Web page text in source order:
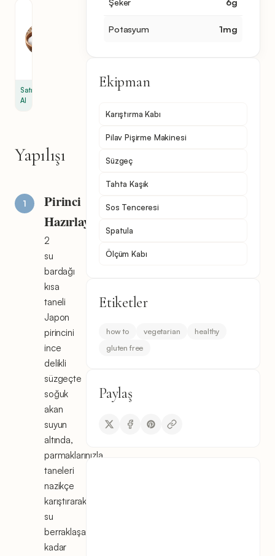
Satın
Al
Yapılışı
Pirinci
Hazırlayın
2
su
bardağı
kısa
taneli
Japon
pirincini
ince
delikli
süzgeçte
soğuk
akan
suyun
altında,
parmaklarınızla
taneleri
nazikçe
karıştırarak
su
berraklaşana
kadar
Potasyum 1mg
Ekipman
Karıştırma Kabı
Pilav Pişirme Makinesi
Süzgeç
Tahta Kaşık
Sos Tenceresi
Spatula
Ölçüm Kabı
Etiketler
how to vegetarian
healthy
gluten free
Paylaş